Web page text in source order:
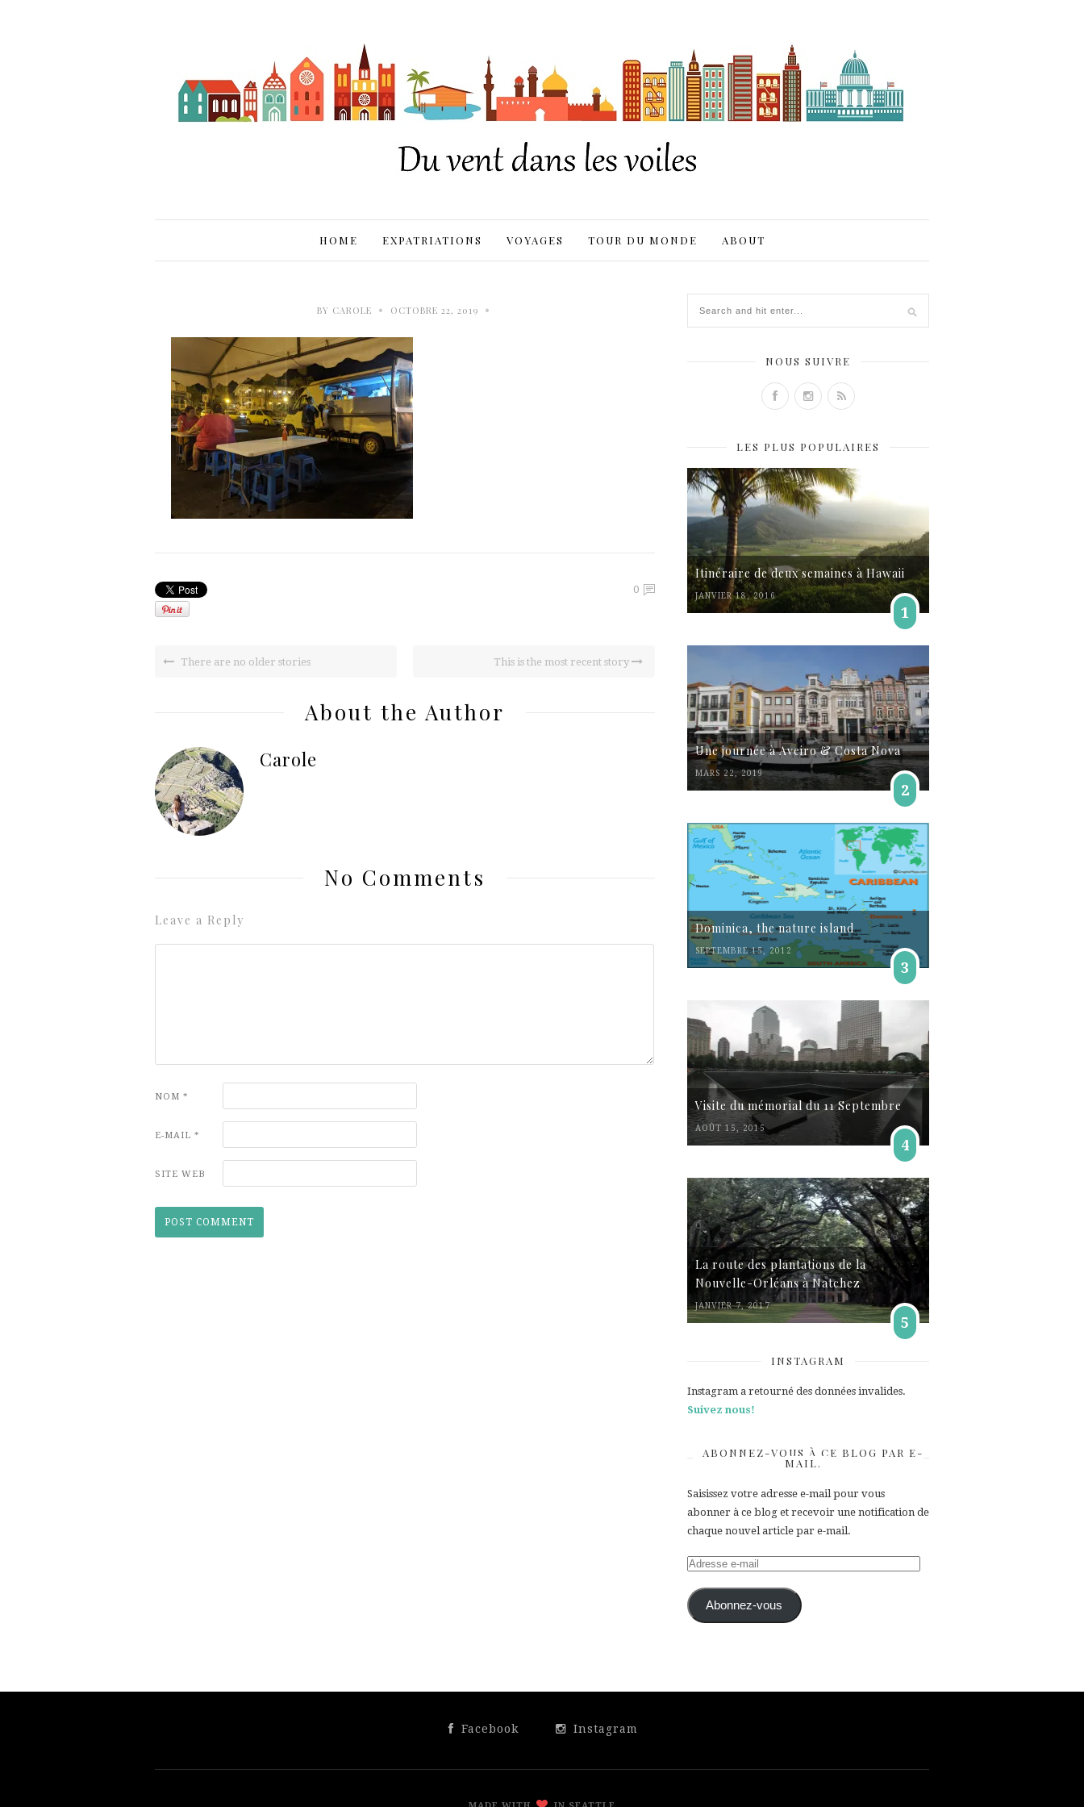
HOME EXPATRIATIONS VOYAGES TOUR DU MONDE ABOUT
BY CAROLE • OCTOBRE 22, 2019 •
0
There are no older stories This is the most recent story
About the Author
Carole
No Comments
Leave a Reply
NOM *
E-MAIL *
SITE WEB
NOUS SUIVRE
LES PLUS POPULAIRES
Itinéraire de deux semaines à Hawaii
JANVIER 18, 2016
1
Une journée à Aveiro & Costa Nova
MARS 22, 2019
2
Dominica, the nature island
SEPTEMBRE 15, 2012
3
Visite du mémorial du 11 Septembre
AOÛT 15, 2015
4
La route des plantations de la
Nouvelle-Orléans à Natchez
JANVIER 7, 2017
5
INSTAGRAM
Instagram a retourné des données invalides.
Suivez nous!
ABONNEZ-VOUS À CE BLOG PAR E-
MAIL.
Saisissez votre adresse e-mail pour vous
abonner à ce blog et recevoir une notification de
chaque nouvel article par e-mail.
Adresse
mail Abonnez-vous
Facebook Instagram